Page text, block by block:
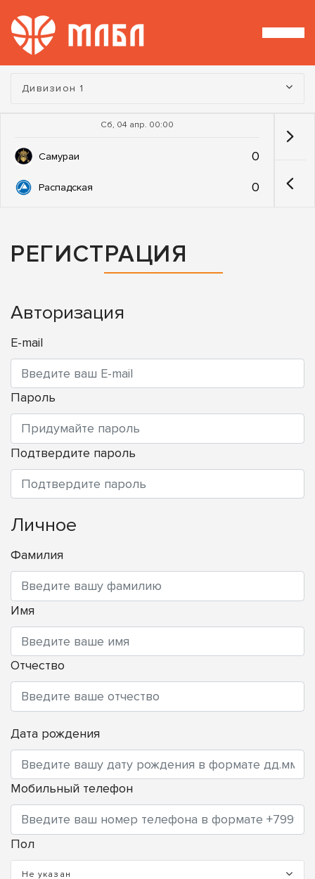
Турнир:
Дивизион 1
Сб, 04 апр. 00:00
Самураи 0
Распадская 0
РЕГИСТРАЦИЯ
Авторизация
E-mail
Пароль
Подтвердите пароль
Личное
Фамилия
Имя
Отчество
Дата рождения
Мобильный телефон
Пол
Не указан